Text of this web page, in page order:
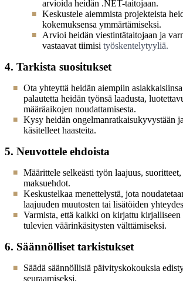
arvioida heidän .NET-taitojaan.
Keskustele aiemmista projekteista
kokemuksensa ymmärtämiseksi.
Arvioi heidän viestintätaitojaan ja
vastaavat tiimisi työskentelytyyliä.
4. Tarkista suositukset
Ota yhteyttä heidän aiempiin asiakkaisiinsa
palautetta heidän työnsä laadusta,
määräaikojen noudattamisesta.
Kysy heidän ongelmanratkaisukyvystään
käsitelleet haasteita.
5. Neuvottele ehdoista
Määrittele selkeästi työn laajuus, suoritteet,
maksuehdot.
Keskustelkaa menettelystä, jota
laajuuden muutosten tai lisätöiden
Varmista, että kaikki on kirjattu kirjalliseen
tulevien väärinkäsitysten välttämiseksi.
6. Säännölliset tarkistukset
Säädä säännöllisiä päivityskokouksia
seuraamiseksi.